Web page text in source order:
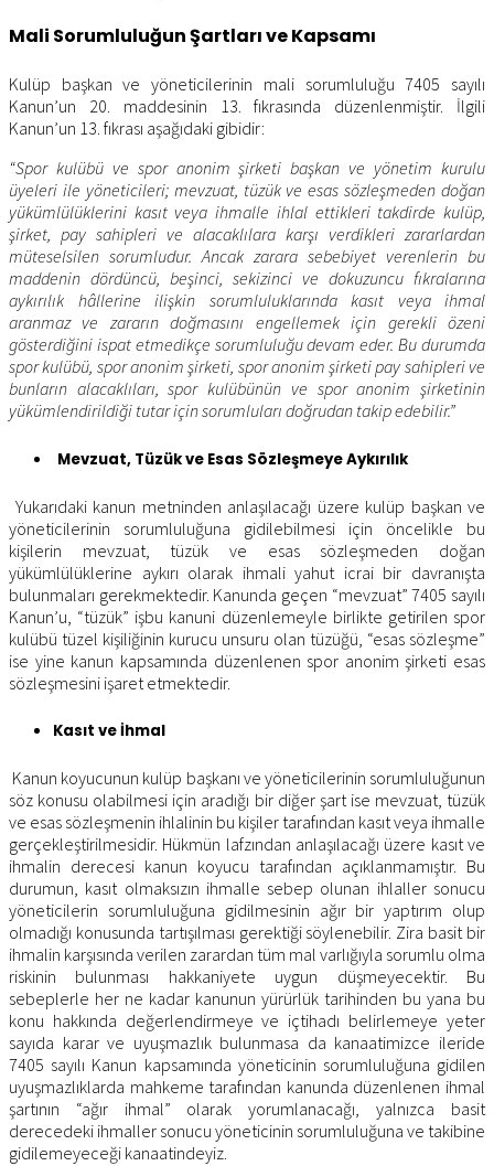
Mali Sorumluluğun Şartları ve Kapsamı
Kulüp başkan ve yöneticilerinin mali sorumluluğu 7405 sayılı
Kanun’un 20. maddesinin 13. fıkrasında düzenlenmiştir. İlgili
Kanun’un 13. fıkrası aşağıdaki gibidir:
“Spor kulübü ve spor anonim şirketi başkan ve yönetim kurulu
üyeleri ile yöneticileri; mevzuat, tüzük ve esas sözleşmeden doğan
yükümlülüklerini kasıt veya ihmalle ihlal ettikleri takdirde kulüp,
şirket, pay sahipleri ve alacaklılara karşı verdikleri zararlardan
müteselsilen sorumludur. Ancak zarara sebebiyet verenlerin bu
maddenin dördüncü, beşinci, sekizinci ve dokuzuncu fıkralarına
aykırılık hâllerine ilişkin sorumluluklarında kasıt veya ihmal
aranmaz ve zararın doğmasını engellemek için gerekli özeni
gösterdiğini ispat etmedikçe sorumluluğu devam eder. Bu durumda
spor kulübü, spor anonim şirketi, spor anonim şirketi pay sahipleri ve
bunların alacaklıları, spor kulübünün ve spor anonim şirketinin
yükümlendirildiği tutar için sorumluları doğrudan takip edebilir.”
Mevzuat, Tüzük ve Esas Sözleşmeye Aykırılık
Yukarıdaki kanun metninden anlaşılacağı üzere kulüp başkan ve
yöneticilerinin sorumluluğuna gidilebilmesi için öncelikle bu
kişilerin mevzuat, tüzük ve esas sözleşmeden doğan
yükümlülüklerine aykırı olarak ihmali yahut icrai bir davranışta
bulunmaları gerekmektedir. Kanunda geçen “mevzuat” 7405 sayılı
Kanun’u, “tüzük” işbu kanuni düzenlemeyle birlikte getirilen spor
kulübü tüzel kişiliğinin kurucu unsuru olan tüzüğü, “esas sözleşme”
ise yine kanun kapsamında düzenlenen spor anonim şirketi esas
sözleşmesini işaret etmektedir.
Kasıt ve İhmal
Kanun koyucunun kulüp başkanı ve yöneticilerinin sorumluluğunun
söz konusu olabilmesi için aradığı bir diğer şart ise mevzuat, tüzük
ve esas sözleşmenin ihlalinin bu kişiler tarafından kasıt veya ihmalle
gerçekleştirilmesidir. Hükmün lafzından anlaşılacağı üzere kasıt ve
ihmalin derecesi kanun koyucu tarafından açıklanmamıştır. Bu
durumun, kasıt olmaksızın ihmalle sebep olunan ihlaller sonucu
yöneticilerin sorumluluğuna gidilmesinin ağır bir yaptırım olup
olmadığı konusunda tartışılması gerektiği söylenebilir. Zira basit bir
ihmalin karşısında verilen zarardan tüm mal varlığıyla sorumlu olma
riskinin bulunması hakkaniyete uygun düşmeyecektir. Bu
sebeplerle her ne kadar kanunun yürürlük tarihinden bu yana bu
konu hakkında değerlendirmeye ve içtihadı belirlemeye yeter
sayıda karar ve uyuşmazlık bulunmasa da kanaatimizce ileride
7405 sayılı Kanun kapsamında yöneticinin sorumluluğuna gidilen
uyuşmazlıklarda mahkeme tarafından kanunda düzenlenen ihmal
şartının “ağır ihmal” olarak yorumlanacağı, yalnızca basit
derecedeki ihmaller sonucu yöneticinin sorumluluğuna ve takibine
gidilemeyeceği kanaatindeyiz.